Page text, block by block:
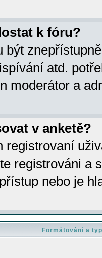
k fóru?
být
atd.
moderátor a
v anketě?
registrovaní
registrováni a
nebo je
Formátování a